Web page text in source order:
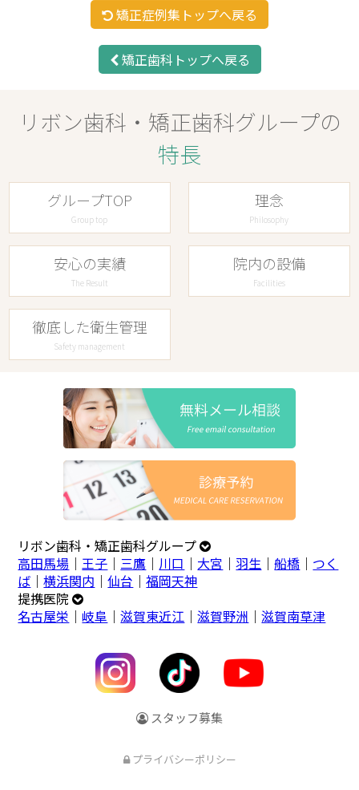
矯正症例集トップへ戻る
矯正歯科トップへ戻る
リボン歯科・矯正歯科グループの
特長
グループTOP
Group top
理念
Philosophy
安心の実績
The Result
院内の設備
Facilities
徹底した衛生管理
Safety management
リボン歯科・矯正歯科グループ
高田馬場 ｜王子 ｜ 三鷹 ｜ 川口 ｜ 大宮 ｜羽生 ｜船橋 ｜ つく
ば ｜横浜関内 ｜仙台 ｜福岡天神
提携医院
名古屋栄 ｜岐阜 ｜滋賀東近江 ｜滋賀野洲 ｜滋賀南草津
スタッフ募集
プライバシーポリシー